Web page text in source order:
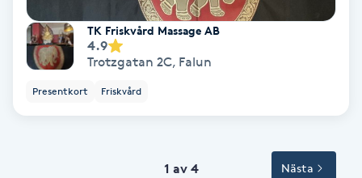
Vaccination
TK Friskvård Massage AB
4.9
Trotzgatan 2C, Falun
Presentkort Friskvård
1 av 4 Nästa